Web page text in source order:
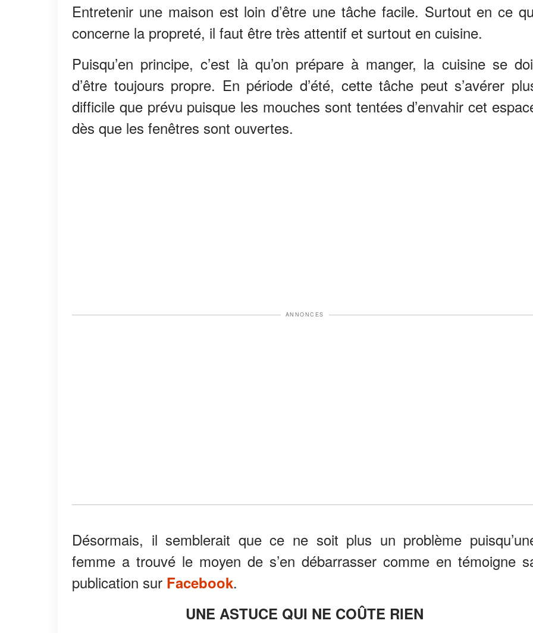
Entretenir une maison est loin d’être une tâche facile. Surtout en ce
concerne la propreté, il faut être très attentif et surtout en cuisine.
Puisqu’en principe, c’est là qu’on prépare à manger, la cuisine se
d’être toujours propre. En période d’été, cette tâche peut s’avérer
difficile que prévu puisque les mouches sont tentées d’envahir cet
dès que les fenêtres sont ouvertes.
ANNONCES
Désormais, il semblerait que ce ne soit plus un problème
femme a trouvé le moyen de s’en débarrasser comme en témoigne
publication sur Facebook.
UNE ASTUCE QUI NE COÛTE RIEN